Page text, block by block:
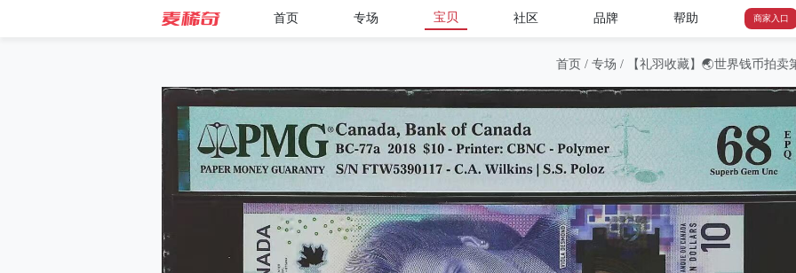
首页 专场 宝贝 社区 品牌 帮助 商家入口
首页 / 专场 / 【礼羽收藏】🌏世界钱币拍卖